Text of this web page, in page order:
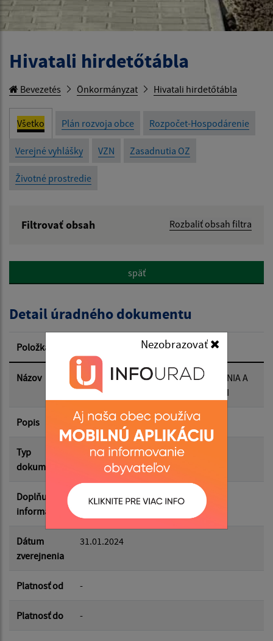
Nezobrazovať
Hivatali hirdetőtábla
Bevezetés Önkormányzat Hivatali hirdetőtábla
Všetko Plán rozvoja obce Rozpočet-Hospodárenie
Verejné vyhlášky VZN Zasadnutia OZ
Životné prostredie
Filtrovať obsah Rozbaliť obsah filtra
Popis:
Dátum zverejnenia od:
Dátum zverejnenia do:
Filtrovať Reset
späť
Detail úradného dokumentu
Položka
Názov
VZN-2024 O PODMIENKACH URČOVANIA A
VYBERANIA DANE Z NEHNUTEĽNOSTI
Popis VZN č.1/2023
Typ
dokumentu
VZN
Doplňujúce
informácie
Dátum
zverejnenia
31.01.2024
Platnosť od -
Platnosť do -